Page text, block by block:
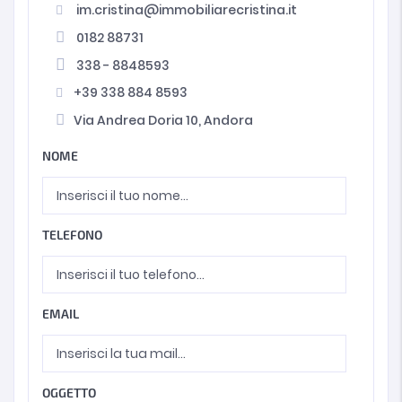
im.cristina@immobiliarecristina.it
0182 88731
338 - 8848593
+39 338 884 8593
Via Andrea Doria 10, Andora
NOME
TELEFONO
EMAIL
OGGETTO